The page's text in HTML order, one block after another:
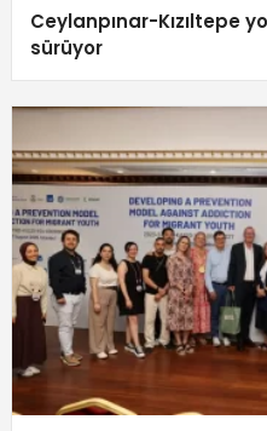
Ceylanpınar-Kızıltepe
sürüyor